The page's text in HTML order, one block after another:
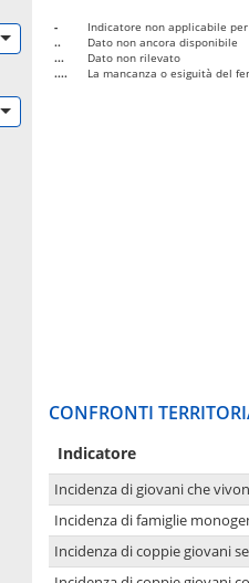
-
Indicatore non applicabile
..
Dato non ancora disponibile
...
Dato non rilevato
....
La mancanza o esiguità del
CONFRONTI
Indicatore
Incidenza di giovani che
Incidenza di famiglie
Incidenza di coppie giovani